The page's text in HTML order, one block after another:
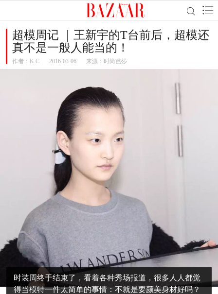
超模周记 ｜王新宇的T台前后，超模还
真不是一般人能当的！
作者： K.C 2016-03-06 来源：时尚芭莎
时装周终于结束了，看着各种秀场报道，很多人人都觉
得当模特一件太简单的事情：不就是要颜美身材好吗？